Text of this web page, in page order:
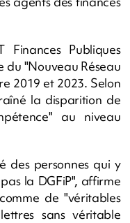
Publiques
du "Nouveau Réseau
2019 et 2023. Selon
la disparition de
au niveau
des personnes qui y
la DGFiP", affirme
de "véritables
sans véritable